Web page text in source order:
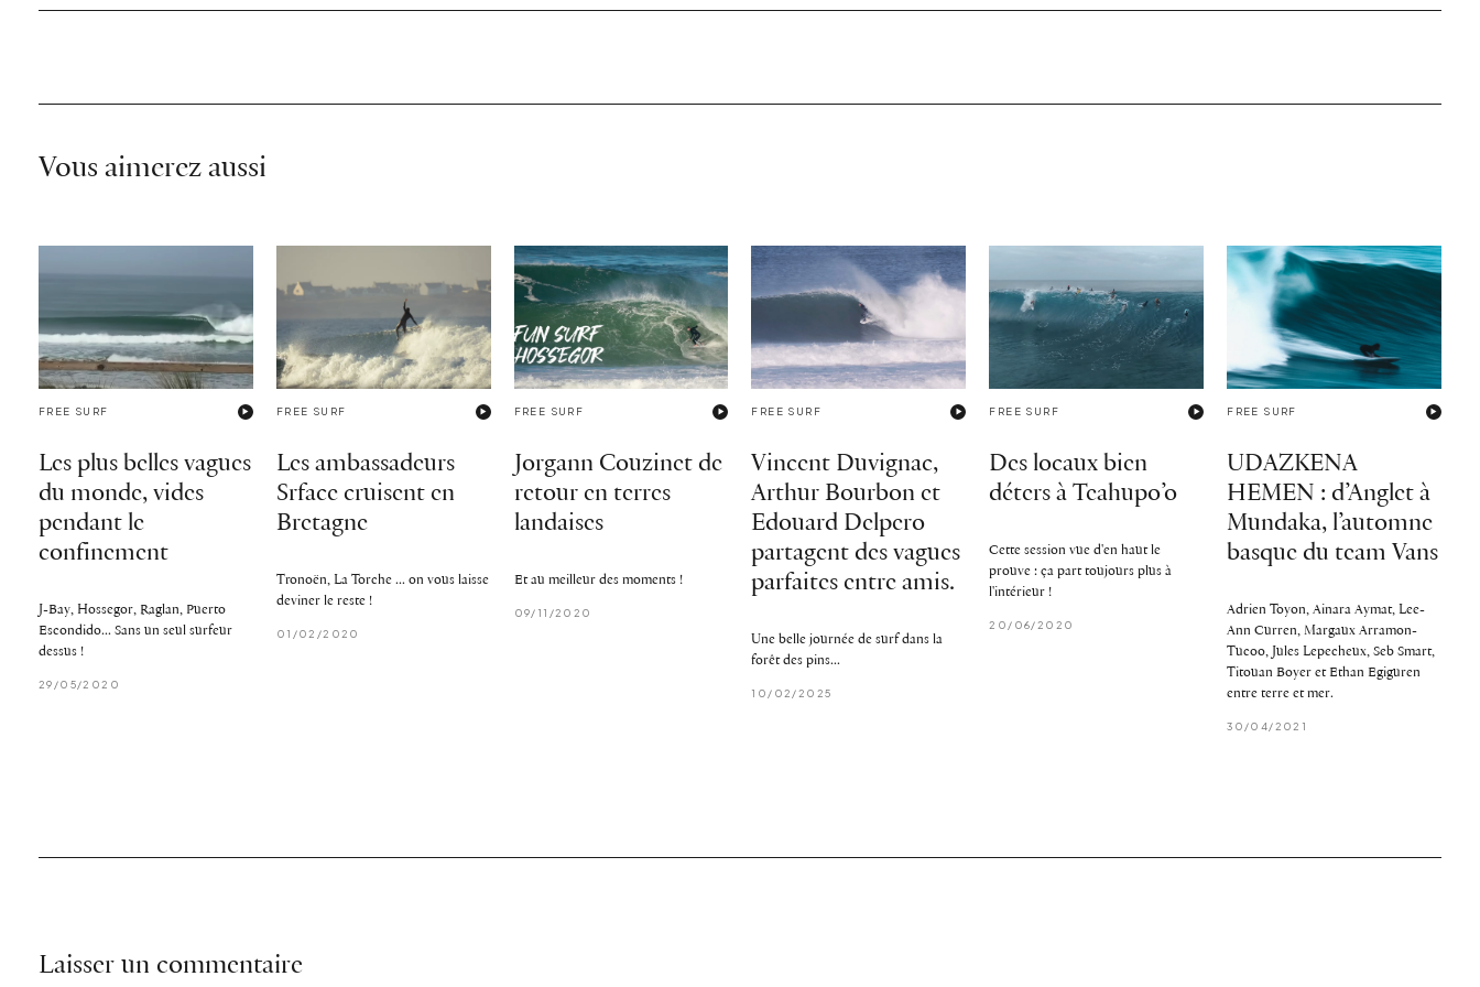
Vous aimerez aussi
FREE SURF
Les plus belles vagues
du monde, vides
pendant le
confinement
J-Bay, Hossegor, Raglan, Puerto
Escondido... Sans un seul surfeur
dessus !
29/05/2020
FREE SURF
Les ambassadeurs
Srface cruisent en
Bretagne
Tronoën, La Torche ... on vous laisse
deviner le reste !
01/02/2020
FREE SURF
Jorgann Couzinet de
retour en terres
landaises
Et au meilleur des moments !
09/11/2020
FREE SURF
Vincent Duvignac,
Arthur Bourbon et
Edouard Delpero
partagent des vagues
parfaites entre amis.
Une belle journée de surf dans la
forêt des pins...
10/02/2025
FREE SURF
Des locaux bien
déters à Teahupo’o
Cette session vue d'en haut le
prouve : ça part toujours plus à
l'intérieur !
20/06/2020
FREE SURF
UDAZKENA
HEMEN : d’Anglet à
Mundaka, l’automne
basque du team Vans
Adrien Toyon, Ainara Aymat, Lee-
Ann Curren, Margaux Arramon-
Tucoo, Jules Lepecheux, Seb Smart,
Titouan Boyer et Ethan Egiguren
entre terre et mer.
30/04/2021
Laisser un commentaire